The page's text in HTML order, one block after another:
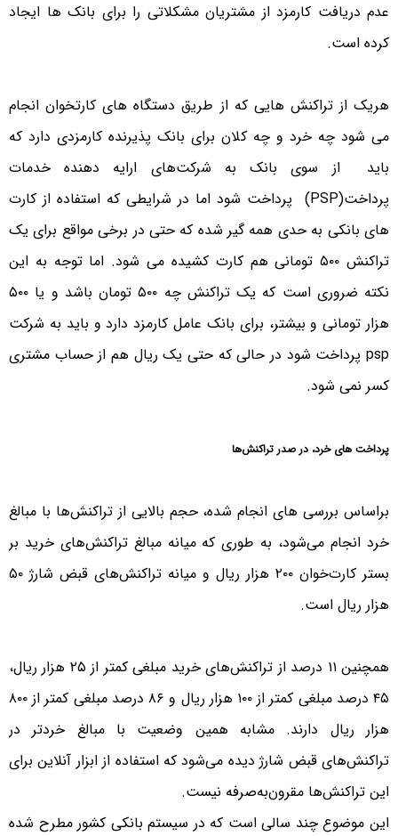
عدم دریافت کارمزد از مشتریان مشکلاتی را برای بانک ها ایجاد
کرده است.
هریک از تراکنش هایی که از طریق دستگاه های کارتخوان انجام
می شود چه خرد و چه کلان برای بانک پذیرنده کارمزدی دارد که
باید از سوی بانک به شرکت‌های ارایه دهنده خدمات
پرداخت(PSP) پرداخت شود اما در شرایطی که استفاده از کارت
های بانکی به حدی همه گیر شده که حتی در برخی مواقع برای یک
تراکنش ۵۰۰ تومانی هم کارت کشیده می شود. اما توجه به این
نکته ضروری است که یک تراکنش چه ۵۰۰ تومان باشد و یا ۵۰۰
هزار تومانی و بیشتر، برای بانک عامل کارمزد دارد و باید به شرکت
psp پرداخت شود در حالی که حتی یک ریال هم از حساب مشتری
کسر نمی شود.
پرداخت های خرد، در صدر تراکنش‌ها
براساس بررسی های انجام شده، حجم بالایی از تراکنش‌ها با مبالغ
خرد انجام می‌شود، به طوری که میانه مبالغ تراکنش‌های خرید بر
بستر کارت‌خوان ۲۰۰ هزار ریال و میانه تراکنش‌های قبض شارژ ۵۰
هزار ریال است.
همچنین ۱۱ درصد از تراکنش‌های خرید مبلغی کمتر از ۲۵ هزار ریال،
۴۵ درصد مبلغی کمتر از ۱۰۰ هزار ریال و ۸۶ درصد مبلغی کمتر از ۸۰۰
هزار ریال دارند. مشابه همین وضعیت با مبالغ خردتر در
تراکنش‌های قبض شارژ دیده می‌شود که استفاده از ابزار آنلاین برای
این تراکنش‌ها مقرون‌به‌صرفه نیست.
این موضوع چند سالی است که در سیستم بانکی کشور مطرح شده